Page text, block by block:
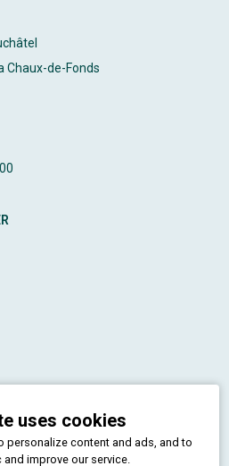
uses cookies
personalize content and ads, and to
improve our service.
Chaux-de-Fonds
membre de la LPNE